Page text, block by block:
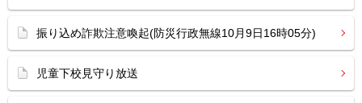
振り込め詐欺注意喚起(防災行政無線10月9日16時05分)
児童下校見守り放送